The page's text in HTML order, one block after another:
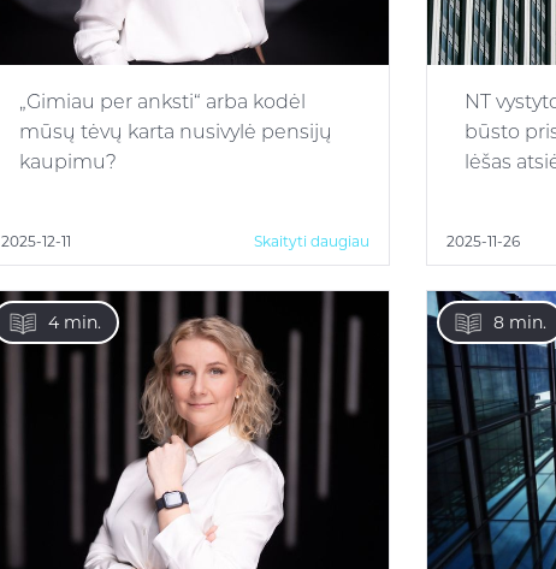
„Gimiau per anksti“ arba kodėl
mūsų tėvų karta nusivylė pensijų
kaupimu?
2025-12-11 Skaityti daugiau
NT
būsto
lėšas
2025-11-26
4 min. 8 min.